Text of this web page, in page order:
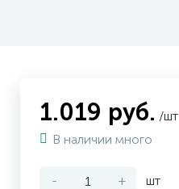
1.019 руб. /шт
В наличии много
- + шт